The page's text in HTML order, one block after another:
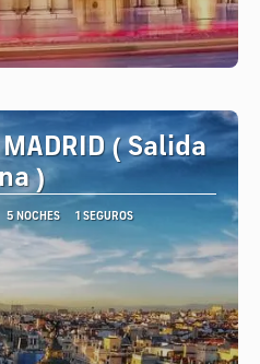
MADRID ( Salida
)
5 NOCHES 1 SEGUROS